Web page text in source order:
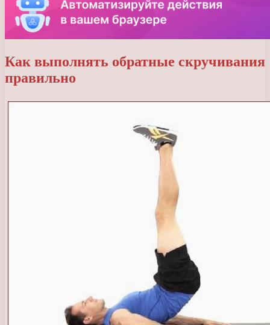
Как выполнять обратные скручивания
правильно